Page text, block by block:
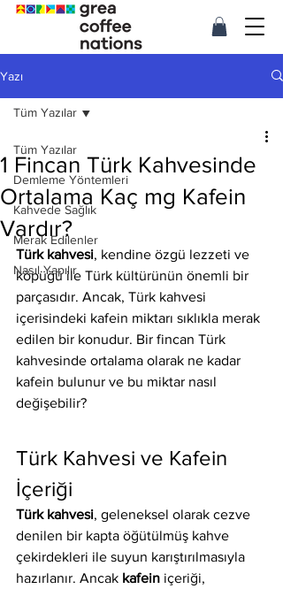
Yazı
Tüm Yazılar
Demleme Yöntemleri
Kahvede Sağlık
Merak Edilenler
Nasıl Yapılır
Tüm Yazılar
1 Fincan Türk Kahvesinde
Ortalama Kaç mg Kafein
Vardır?
Türk kahvesi, kendine özgü lezzeti ve
köpüğü ile Türk kültürünün önemli bir
parçasıdır. Ancak, Türk kahvesi
içerisindeki kafein miktarı sıklıkla merak
edilen bir konudur. Bir fincan Türk
kahvesinde ortalama olarak ne kadar
kafein bulunur ve bu miktar nasıl
değişebilir?
Türk Kahvesi ve Kafein
İçeriği
Türk kahvesi, geleneksel olarak cezve
denilen bir kapta öğütülmüş kahve
çekirdekleri ile suyun karıştırılmasıyla
hazırlanır. Ancak kafein içeriği,